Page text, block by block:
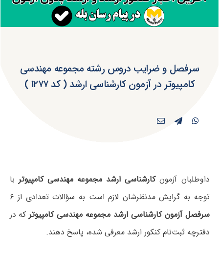
سرفصل و ضرایب دروس رشته مجموعه مهندسی
کامپیوتر در آزمون کارشناسی ارشد ( کد ۱۲۷۷ )
داوطلبان آزمونکارشناسی ارشد مجموعه مهندسی کامپیوتر با
توجه به گرایش مدنظرشان لازم است به سؤالات تعدادی از ۶
سرفصل آزمون کارشناسی ارشد مجموعه مهندسی کامپیوترکه در
دفترچه‌ ثبت‌نام کنکور ارشد معرفی شده، پاسخ دهند.